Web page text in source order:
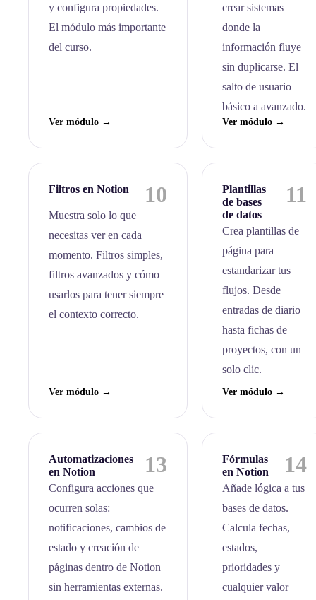
y configura propiedades.
El módulo más importante
del curso.
Ver módulo →
crear sistemas
donde la
información fluye
sin duplicarse. El
salto de usuario
básico a avanzado.
Ver módulo →
Filtros en Notion 10
Muestra solo lo que
necesitas ver en cada
momento. Filtros simples,
filtros avanzados y cómo
usarlos para tener siempre
el contexto correcto.
Ver módulo →
Plantillas
de bases
de datos
11
Crea plantillas de
página para
estandarizar tus
flujos. Desde
entradas de diario
hasta fichas de
proyectos, con un
solo clic.
Ver módulo →
Automatizaciones
en Notion
13
Configura acciones que
ocurren solas:
notificaciones, cambios de
estado y creación de
páginas dentro de Notion
sin herramientas externas.
Fórmulas
en Notion
14
Añade lógica a tus
bases de datos.
Calcula fechas,
estados,
prioridades y
cualquier valor